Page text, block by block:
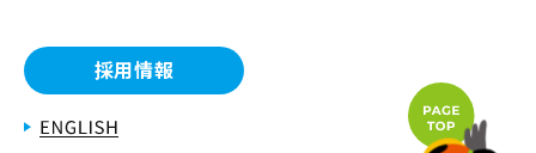
採用情報